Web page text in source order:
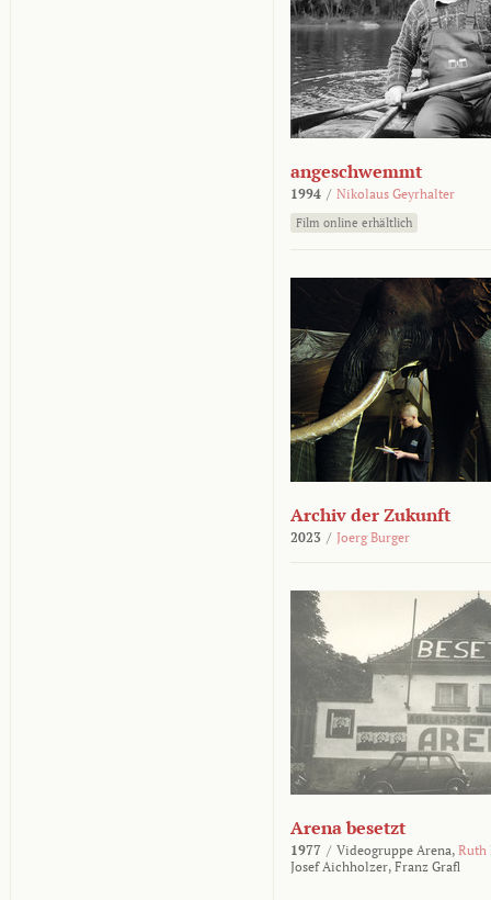
angeschwemmt
1994 / Nikolaus Geyrhalter
Film online erhältlich
Archiv der Zukunft
2023 / Joerg Burger
Arena besetzt
1977 / Videogruppe Arena, Ruth
Josef Aichholzer, Franz Grafl